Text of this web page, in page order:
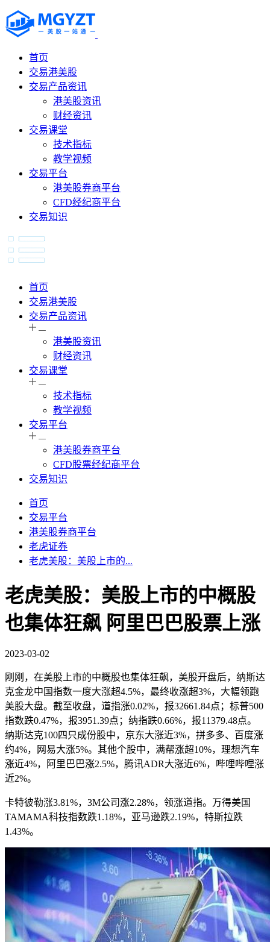
首页
交易港美股
交易产品资讯
港美股资讯
财经资讯
交易课堂
技术指标
教学视频
交易平台
港美股券商平台
CFD经纪商平台
交易知识
首页
交易港美股
交易产品资讯
港美股资讯
财经资讯
交易课堂
技术指标
教学视频
交易平台
港美股券商平台
CFD股票经纪商平台
交易知识
首页
交易平台
港美股券商平台
老虎证券
老虎美股：美股上市的...
老虎美股：美股上市的中概股
也集体狂飙 阿里巴巴股票上涨
2023-03-02
刚刚，在美股上市的中概股也集体狂飙，美股开盘后，纳斯达
克金龙中国指数一度大涨超4.5%，最终收涨超3%，大幅领跑
美股大盘。截至收盘，道指涨0.02%，报32661.84点；标普500
指数跌0.47%，报3951.39点；纳指跌0.66%，报11379.48点。
纳斯达克100四只成份股中，京东大涨近3%，拼多多、百度涨
约4%，网易大涨5%。其他个股中，满帮涨超10%，理想汽车
涨近4%，阿里巴巴涨2.5%，腾讯ADR大涨近6%，哔哩哔哩涨
近2%。
卡特彼勒涨3.81%，3M公司涨2.28%，领涨道指。万得美国
TAMAMA科技指数跌1.18%，亚马逊跌2.19%，特斯拉跌
1.43%。